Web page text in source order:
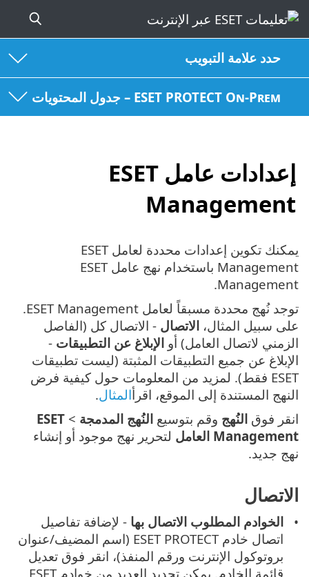
حدد علامة التبويب
ESET PROTECT On-Prem – جدول المحتويات
إعدادات عامل ESET
Management
يمكنك تكوين إعدادات محددة لعامل ESET
Management باستخدام نهج عامل ‎ ESET
Management.
توجد نُهج محددة مسبقاً لعامل ESET Management.
على سبيل المثال، الاتصال - الاتصال كل (الفاصل
الزمني لاتصال العامل) أو الإبلاغ عن التطبيقات -
الإبلاغ عن جميع التطبيقات المثبتة (ليست تطبيقات
ESET فقط). لمزيد من المعلومات حول كيفية فرض
النهج المستندة إلى الموقع، اقرأالمثال.
انقر فوق النُهج وقم بتوسيع النُهج المدمجة >
ESET
Management العامل
لتحرير نهج موجود أو إنشاء
نهج جديد.
الاتصال
الخوادم المطلوب الاتصال بها - لإضافة تفاصيل
اتصال خادم ESET PROTECT (اسم المضيف/عنوان
بروتوكول الإنترنت ورقم المنفذ)، انقر فوق تعديل
قائمة الخادم. يمكن تحديد العديد من خوادم ESET